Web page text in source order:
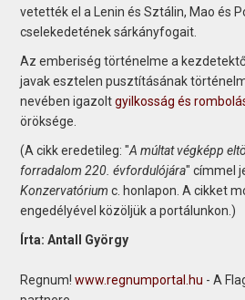
vetették el a Lenin és Sztálin, Mao és
cselekedetének sárkányfogait.
Az emberiség történelme a
javak esztelen pusztításának
nevében igazoltgyilkosság és
öröksége.
(A cikk eredetileg: "A múltat végképp
forradalom 220. évfordulójára" címmel
Konzervatórium c. honlapon. A cikket
engedélyével közöljük a portálunkon.)
Írta: Antall György
Regnum!www.regnumportal.hu - A